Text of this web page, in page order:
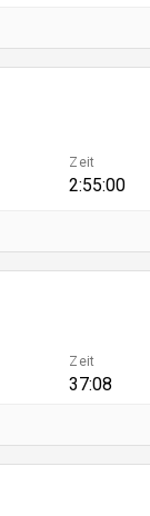
Zeit
2:55:00
Zeit
37:08